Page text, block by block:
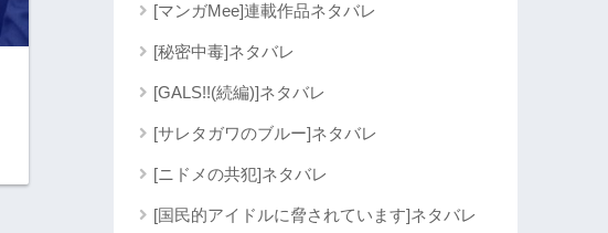
[マンガMee]連載作品ネタバレ
[秘密中毒]ネタバレ
[GALS!!(続編)]ネタバレ
[サレタガワのブルー]ネタバレ
[ニドメの共犯]ネタバレ
[国民的アイドルに脅されています]ネタバレ